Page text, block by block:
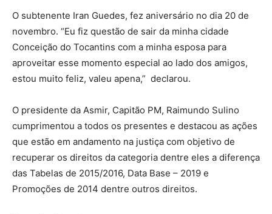
O subtenente Iran Guedes, fez aniversário no dia 20 de
novembro. “Eu fiz questão de sair da minha cidade
Conceição do Tocantins com a minha esposa para
aproveitar esse momento especial ao lado dos amigos,
estou muito feliz, valeu apena,” declarou.
O presidente da Asmir, Capitão PM, Raimundo Sulino
cumprimentou a todos os presentes e destacou as ações
que estão em andamento na justiça com objetivo de
recuperar os direitos da categoria dentre eles a diferença
das Tabelas de 2015/2016, Data Base – 2019 e
Promoções de 2014 dentre outros direitos.